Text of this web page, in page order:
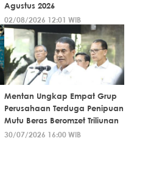
Agustus 2026
02/08/2026 12:01 WIB
Mentan Ungkap Empat Grup
Perusahaan Terduga Penipuan
Mutu Beras Beromzet Triliunan
30/07/2026 16:00 WIB